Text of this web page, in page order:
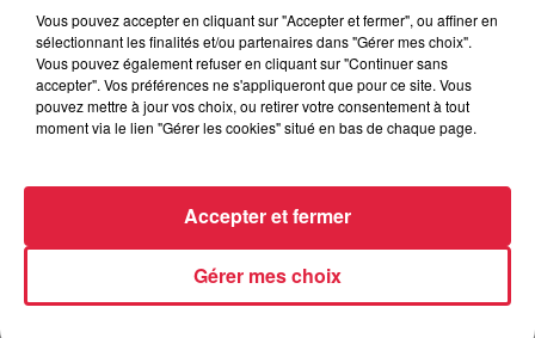
"faisaient leur cirque", quelque temps avant ils vous avaient
fait voyager dans le temps, mais aussi dans les pays du
monde… Cette année, c'est la Lumière qui leur est confiée,
la Vraie Lumière, celle qui chasse les obscurités. Sauront-ils
durant 1h, dans un monde féérique, au rythme du carousel,
spectacle qui enchantera petits et grands, mais c'est aussi
Vous pouvez accepter en cliquant sur "Accepter et fermer", ou affiner en
sélectionnant les finalités et/ou partenaires dans "Gérer mes choix".
Vous pouvez également refuser en cliquant sur "Continuer sans
accepter". Vos préférences ne s'appliqueront que pour ce site. Vous
pouvez mettre à jour vos choix, ou retirer votre consentement à tout
moment via le lien "Gérer les cookies" situé en bas de chaque page.
Gérer mes choix
Accepter et fermer